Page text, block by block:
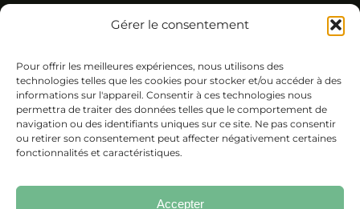
Gérer le consentement
Pour offrir les meilleures expériences, nous utilisons des
technologies telles que les cookies pour stocker et/ou accéder à des
informations sur l'appareil. Consentir à ces technologies nous
permettra de traiter des données telles que le comportement de
navigation ou des identifiants uniques sur ce site. Ne pas consentir
ou retirer son consentement peut affecter négativement certaines
fonctionnalités et caractéristiques.
Accepter
Please leave this field empty.